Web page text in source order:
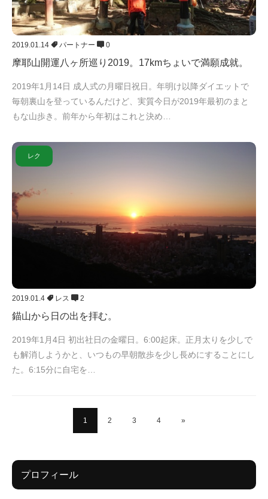
2019.01.14 パートナー 0
摩耶山開運八ヶ所巡り2019。17kmちょいで満願成就。
2019年1月14日 成人式の月曜日祝日。年明け以降ダイエットで
毎朝裏山を登っているんだけど、実質今日が2019年最初のまと
もな山歩き。前年から年初はこれと決め…
レク
2019.01.4 レス 2
錨山から日の出を拝む。
2019年1月4日 初出社日の金曜日。6:00起床。正月太りを少しで
も解消しようかと、いつもの早朝散歩を少し長めにすることにし
た。6:15分に自宅を…
1 2 3 4 »
プロフィール